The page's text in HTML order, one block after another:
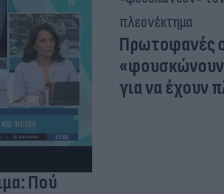
Πού
Πρωτοφανές
για να έχουν